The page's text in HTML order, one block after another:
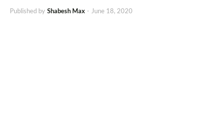
Published by Shabesh Max - June 18, 2020